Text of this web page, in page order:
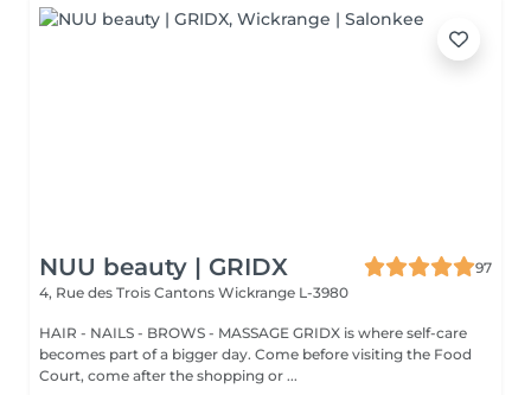
NUU beauty | GRIDX
97
4, Rue des Trois Cantons Wickrange L-3980
HAIR - NAILS - BROWS - MASSAGE GRIDX is where self-care
becomes part of a bigger day. Come before visiting the Food
Court, come after the shopping or ...